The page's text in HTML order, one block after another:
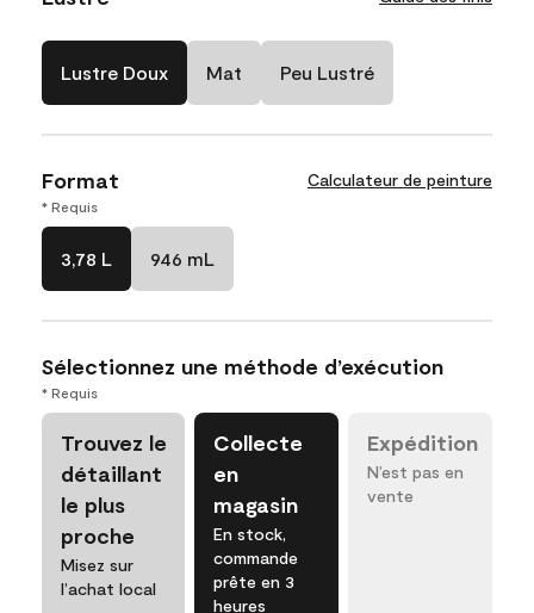
Lustre Doux Mat Peu Lustré
Format Calculateur de peinture
* Requis
3,78 L 946 mL
Sélectionnez une méthode d’exécution
* Requis
Trouvez le
détaillant
le plus
proche
Misez sur
l’achat local
Collecte
en
magasin
En stock,
commande
prête en 3
heures
Expédition
N’est pas en
vente